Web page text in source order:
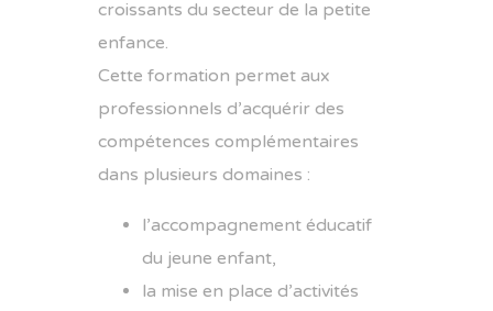
croissants du secteur de la petite
enfance.
Cette formation permet aux
professionnels d’acquérir des
compétences complémentaires
dans plusieurs domaines :
l’accompagnement éducatif
du jeune enfant,
la mise en place d’activités